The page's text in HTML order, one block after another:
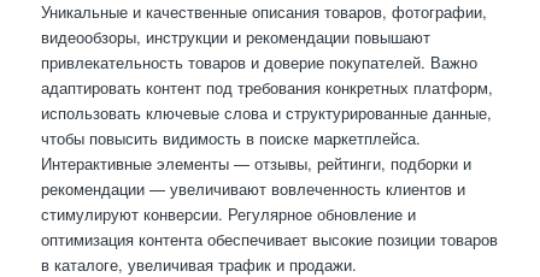
Уникальные и качественные описания товаров, фотографии,
видеообзоры, инструкции и рекомендации повышают
привлекательность товаров и доверие покупателей. Важно
адаптировать контент под требования конкретных платформ,
использовать ключевые слова и структурированные данные,
чтобы повысить видимость в поиске маркетплейса.
Интерактивные элементы — отзывы, рейтинги, подборки и
рекомендации — увеличивают вовлеченность клиентов и
стимулируют конверсии. Регулярное обновление и
оптимизация контента обеспечивает высокие позиции товаров
в каталоге, увеличивая трафик и продажи.